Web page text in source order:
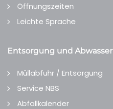
Öffnungszeiten
Leichte Sprache
Entsorgung und Abwasser
Müllabfuhr / Entsorgung
Service NBS
Abfallkalender